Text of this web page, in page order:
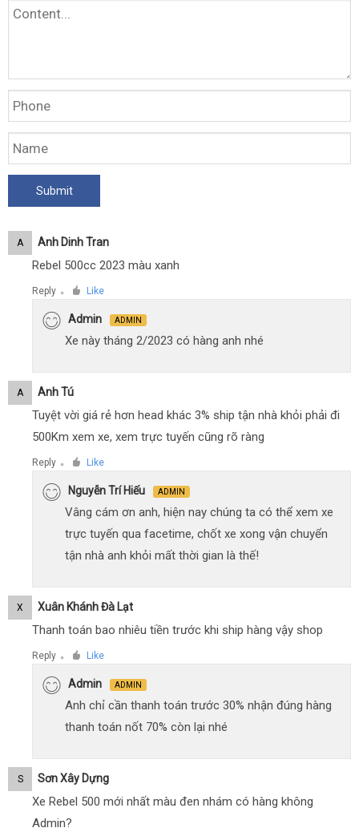
A Anh Dinh Tran
Rebel 500cc 2023 màu xanh
Reply ● Like
Admin ADMIN
Xe này tháng 2/2023 có hàng anh nhé
A Anh Tú
Tuyệt vời giá rẻ hơn head khác 3% ship tận nhà khỏi phải đi
500Km xem xe, xem trực tuyến cũng rõ ràng
Reply ● Like
Nguyễn Trí Hiếu ADMIN
Vâng cám ơn anh, hiện nay chúng ta có thể xem xe
trực tuyến qua facetime, chốt xe xong vận chuyển
tận nhà anh khỏi mất thời gian là thế!
X Xuân Khánh Đà Lạt
Thanh toán bao nhiêu tiền trước khi ship hàng vậy shop
Reply ● Like
Admin ADMIN
Anh chỉ cần thanh toán trước 30% nhận đúng hàng
thanh toán nốt 70% còn lại nhé
S Sơn Xây Dựng
Xe Rebel 500 mới nhất màu đen nhám có hàng không
Admin?